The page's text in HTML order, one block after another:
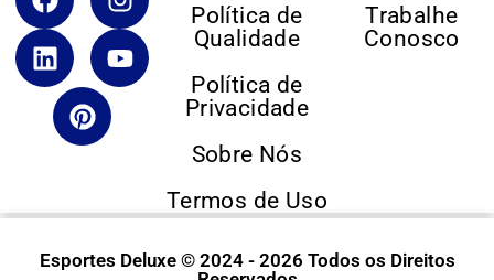
Política de
Qualidade
Política de
Privacidade
Sobre Nós
Termos de Uso
Trabalhe
Conosco
Esportes Deluxe © 2024 - 2026 Todos os Direitos